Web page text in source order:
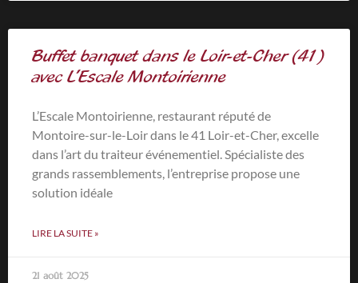
Buffet banquet dans le Loir-et-Cher (41)
avec L’Escale Montoirienne
L’Escale Montoirienne, restaurant réputé de
Montoire-sur-le-Loir dans le 41 Loir-et-Cher, excelle
dans l’art du traiteur événementiel. Spécialiste des
grands rassemblements, l’entreprise propose une
solution idéale
LIRE LA SUITE »
21 août 2025